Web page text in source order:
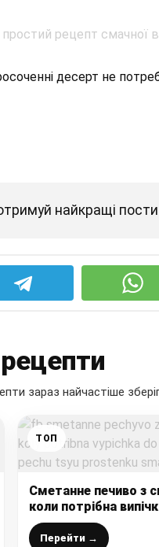
десерт не
найкращі
зараз найчастіше
ТОП
Сметанне печиво з
коли потрібна
швидку руку” печу
смакоту
Перейти →